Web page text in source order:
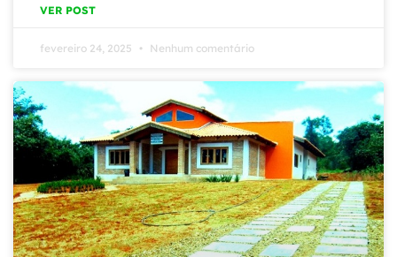
VER POST
fevereiro 24, 2025 Nenhum comentário